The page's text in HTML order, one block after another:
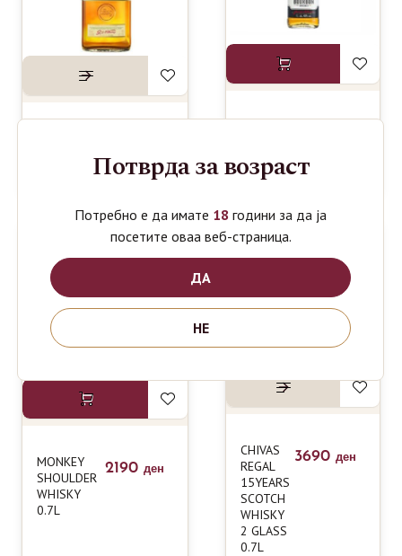
WHISKEY 1L
1L
MONKEY
SHOULDER
WHISKY
0.7L
2190 ден
CHIVAS
REGAL
15YEARS
SCOTCH
WHISKY
2 GLASS
0.7L
3690 ден
Потврда за возраст
Потребно е да имате 18 години за да ја
посетите оваа веб-страница.
ДА
НЕ